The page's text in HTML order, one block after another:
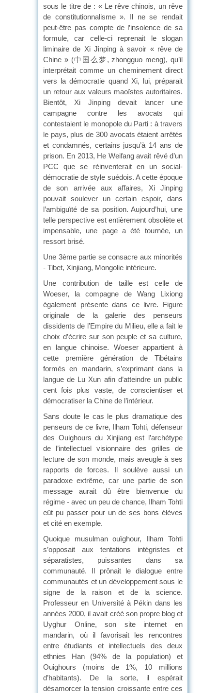
sous le titre de : « Le rêve chinois, un rêve
de constitutionnalisme ». Il ne se rendait
peut-être pas compte de l’insolence de sa
formule, car celle-ci reprenait le slogan
liminaire de Xi Jinping à savoir « rêve de
Chine » (中国么梦, zhongguo meng), qu’il
interprétait comme un cheminement direct
vers la démocratie quand Xi, lui, préparait
un retour aux valeurs maoïstes autoritaires.
Bientôt, Xi Jinping devait lancer une
campagne contre les avocats qui
contestaient le monopole du Parti : à travers
le pays, plus de 300 avocats étaient arrêtés
et condamnés, certains jusqu’à 14 ans de
prison. En 2013, He Weifang avait rêvé d’un
PCC que se réinventerait en un social-
démocratie de style suédois. A cette époque
de son arrivée aux affaires, Xi Jinping
pouvait soulever un certain espoir, dans
l’ambiguïté de sa position. Aujourd’hui, une
telle perspective est entièrement obsolète et
impensable, une page a été tournée, un
ressort brisé.
Une 3ème partie se consacre aux minorités
- Tibet, Xinjiang, Mongolie intérieure.
Une contribution de taille est celle de
Woeser, la compagne de Wang Lixiong
également présente dans ce livre. Figure
originale de la galerie des penseurs
dissidents de l’Empire du Milieu, elle a fait le
choix d’écrire sur son peuple et sa culture,
en langue chinoise. Woeser appartient à
cette première génération de Tibétains
formés en mandarin, s’exprimant dans la
langue de Lu Xun afin d’atteindre un public
cent fois plus vaste, de conscientiser et
démocratiser la Chine de l’intérieur.
Sans doute le cas le plus dramatique des
penseurs de ce livre, Ilham Tohti, défenseur
des Ouighours du Xinjiang est l’archétype
de l’intellectuel visionnaire des grilles de
lecture de son monde, mais aveugle à ses
rapports de forces. Il soulève aussi un
paradoxe extrême, car une partie de son
message aurait dû être bienvenue du
régime - avec un peu de chance, Ilham Tohti
eût pu passer pour un de ses bons élèves
et cité en exemple.
Quoique musulman ouïghour, Ilham Tohti
s’opposait aux tentations intégristes et
séparatistes, puissantes dans sa
communauté. Il prônait le dialogue entre
communautés et un développement sous le
signe de la raison et de la science.
Professeur en Université à Pékin dans les
années 2000, il avait créé son propre blog et
Uyghur Online, son site internet en
mandarin, où il favorisait les rencontres
entre étudiants et intellectuels des deux
ethnies Han (94% de la population) et
Ouighours (moins de 1%, 10 millions
d’habitants). De la sorte, il espérait
désamorcer la tension croissante entre ces